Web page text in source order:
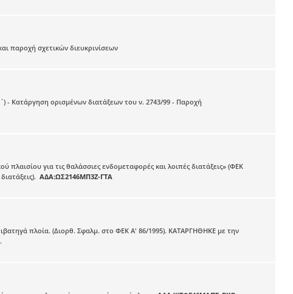
παροχή σχετικών διευκρινίσεων
- Κατάργηση ορισμένων διατάξεων του ν. 2743/99 - Παροχή
για τις θαλάσσιες ενδομεταφορές και λοιπές διατάξεις» (ΦΕΚ
ΑΔΑ:ΩΣ2146ΜΠ3Ζ-ΓΤΑ
πλοία. (Διορθ. Σφαλμ. στο ΦΕΚ Α' 86/1995). ΚΑΤΑΡΓΗΘΗΚΕ με την